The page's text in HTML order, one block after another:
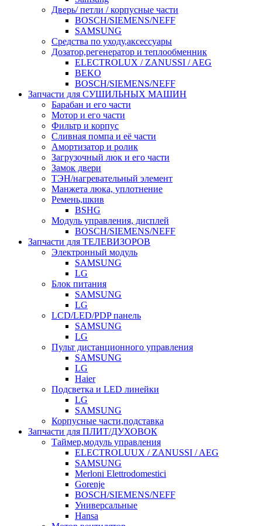
Дверь/ петли / корпусные части
BOSCH/SIEMENS/NEFF
SAMSUNG
Средства по уходу,аксессуары
Дозатор,регенератор и теплообменник
ELECTROLUX / ZANUSSI / AEG
BEKO
BOSCH/SIEMENS/NEFF
Запчасти для СУШИЛЬНЫХ МАШИН
Барабан и его части
Мотор и его части
Фильтр и корпус
Сливная помпа и её части
Амортизатор и ролик
Загрузочный люк и его части
Замок двери
ТЭН/нагревательный элемент
Манжета люка, уплотнение
Ремень,шкив
BSHG
Модуль управления, дисплей
BOSCH/SIEMENS/NEFF
Запчасти для ТЕЛЕВИЗОРОВ
Электронный модуль
SAMSUNG
LG
Блок питания
SAMSUNG
LG
LCD/LED/PDP панель
SAMSUNG
LG
Пульт дистанционного управления
SAMSUNG
LG
Haier
Подсветка и LED линейки
LG
SAMSUNG
Корпусные части,подставка
Запчасти для ПЛИТ/ДУХОВОК
Таймер,модуль управления
ELECTROLUUX / ZANUSSI / AEG
SAMSUNG
Merloni Elettrodomestici
Gorenje
BOSCH/SIEMENS/NEFF
Универсальные
Hansa